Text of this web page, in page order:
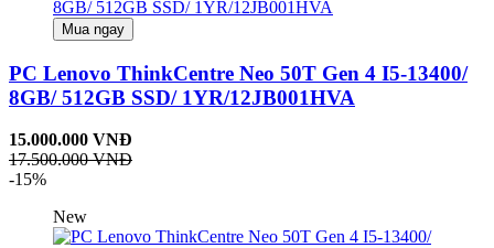
Mua ngay
PC Lenovo ThinkCentre Neo 50T Gen 4 I5-13400/
8GB/ 512GB SSD/ 1YR/12JB001HVA
15.000.000 VNĐ
17.500.000 VNĐ
-15%
New